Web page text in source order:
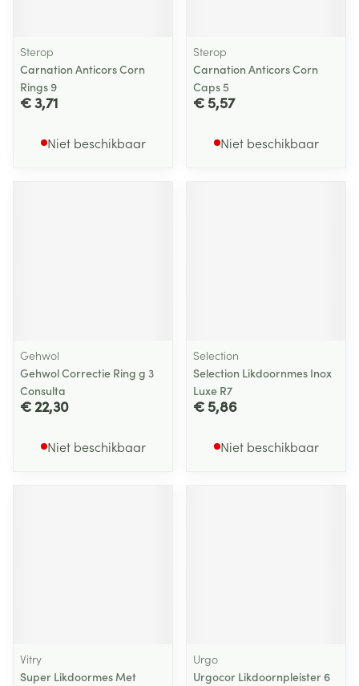
Sterop
Carnation Anticors Corn
Rings 9
€ 3,71
Niet beschikbaar
Sterop
Carnation Anticors Corn
Caps 5
€ 5,57
Niet beschikbaar
Gehwol
Gehwol Correctie Ring g 3
Consulta
€ 22,30
Niet beschikbaar
Selection
Selection Likdoornmes Inox
Luxe R7
€ 5,86
Niet beschikbaar
Vitry
Super Likdoormes Met
Urgo
Urgocor Likdoornpleister 6